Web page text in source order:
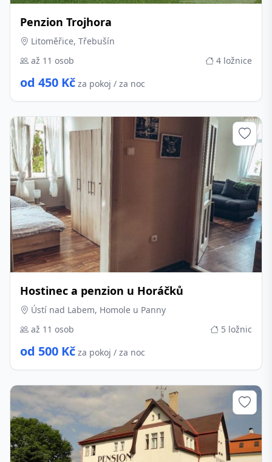
Penzion Trojhora
Litoměřice, Třebušín
až 11 osob
4 ložnice
od 450 Kč za pokoj / za noc
Hostinec a penzion u Horáčků
Ústí nad Labem, Homole u Panny
až 11 osob
5 ložnic
od 500 Kč za pokoj / za noc